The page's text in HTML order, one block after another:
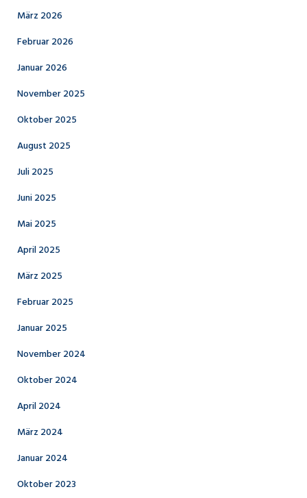
März 2026
Februar 2026
Januar 2026
November 2025
Oktober 2025
August 2025
Juli 2025
Juni 2025
Mai 2025
April 2025
März 2025
Februar 2025
Januar 2025
November 2024
Oktober 2024
April 2024
März 2024
Januar 2024
Oktober 2023